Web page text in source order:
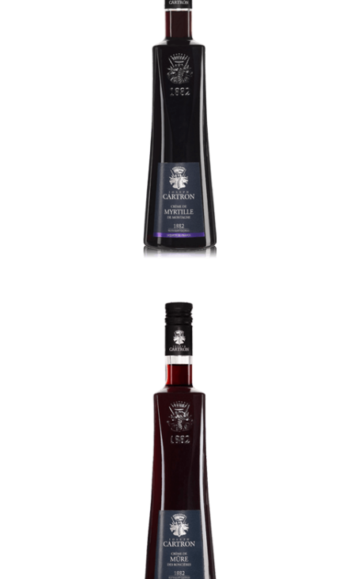
Creme de Mure des Roncieres